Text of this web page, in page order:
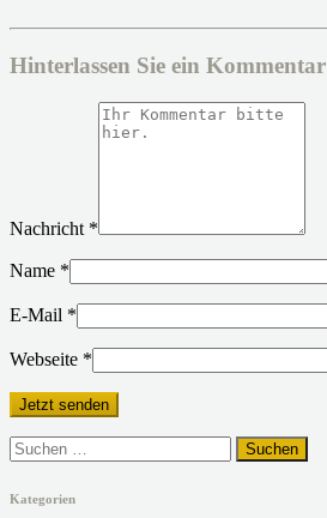
Hinterlassen Sie ein Kommentar
Nachricht *
Name *
E-Mail *
Webseite *
Suchen
nach:
Kategorien